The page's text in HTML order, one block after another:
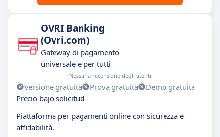
OVRI Banking
(Ovri.com)
Gateway di pagamento
universale e per tutti
Nessuna recensione degli utenti
Versione gratuita Prova gratuita
Demo gratuita
Precio bajo solicitud
Piattaforma per pagamenti online con sicurezza e
affidabilità.